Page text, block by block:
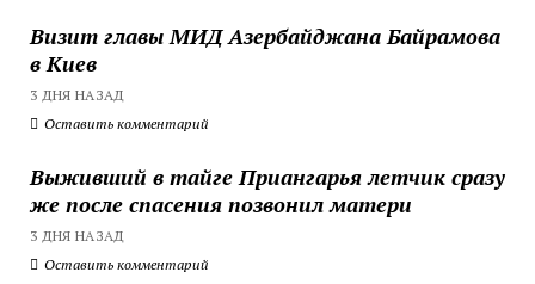
Визит главы МИД Азербайджана Байрамова
в Киев
3 ДНЯ НАЗАД
Оставить комментарий
Выживший в тайге Приангарья летчик сразу
же после спасения позвонил матери
3 ДНЯ НАЗАД
Оставить комментарий